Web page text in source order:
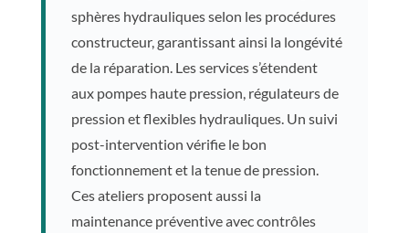
sphères hydrauliques selon les procédures
constructeur, garantissant ainsi la longévité
de la réparation. Les services s’étendent
aux pompes haute pression, régulateurs de
pression et flexibles hydrauliques. Un suivi
post-intervention vérifie le bon
fonctionnement et la tenue de pression.
Ces ateliers proposent aussi la
maintenance préventive avec contrôles